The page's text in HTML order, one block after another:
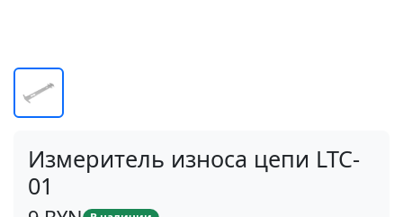
Измеритель износа цепи LTC-
01